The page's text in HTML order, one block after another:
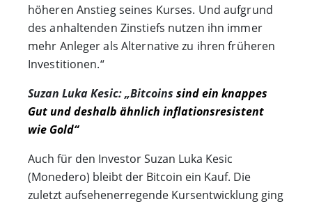
höheren Anstieg seines Kurses. Und aufgrund
des anhaltenden Zinstiefs nutzen ihn immer
mehr Anleger als Alternative zu ihren früheren
Investitionen.“
Suzan Luka Kesic: „Bitcoins sind ein knappes
Gut und deshalb ähnlich inflationsresistent
wie Gold“
Auch für den Investor Suzan Luka Kesic
(Monedero) bleibt der Bitcoin ein Kauf. Die
zuletzt aufsehenerregende Kursentwicklung ging